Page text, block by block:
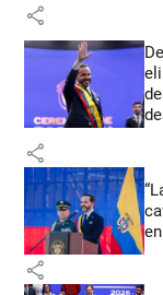
share
share
share